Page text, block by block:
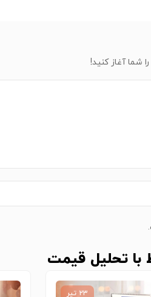
شما آغاز کنید!
با تحلیل قیمت
۲۳ تیر